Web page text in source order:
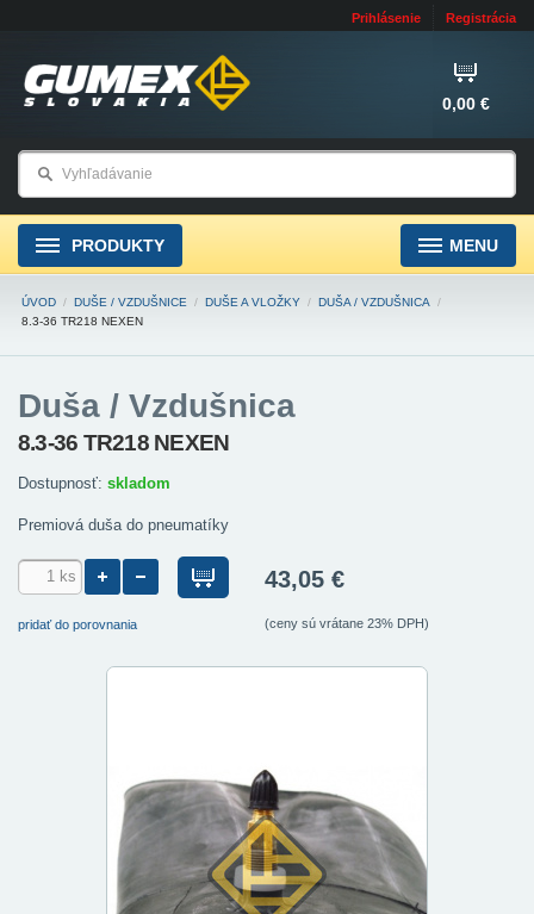
Prihlásenie Registrácia
0,00 €
PRODUKTY MENU
ÚVOD / DUŠE / VZDUŠNICE / DUŠE A VLOŽKY / DUŠA / VZDUŠNICA
/
8.3-36 TR218 NEXEN
Duša / Vzdušnica
8.3-36 TR218 NEXEN
Dostupnosť: skladom
Premiová duša do pneumatíky
pridať do porovnania
43,05 €
(ceny sú vrátane 23% DPH)